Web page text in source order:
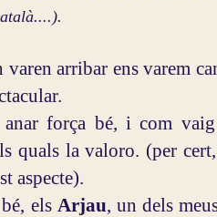
varen arribar ens varem
anar força bé, i com
quals la valoro. (per
aspecte).
els Arjau, un dels